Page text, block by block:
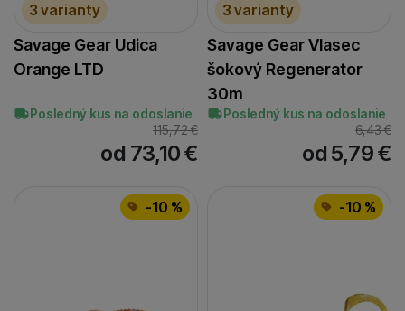
3 varianty
Savage Gear Udica
Orange LTD
Posledný kus na odoslanie
115,72€
od 73,10€
3 varianty
Savage Gear Vlasec
šokový Regenerator
30m
Posledný kus na odoslanie
6,43€
od 5,79€
-10 % -10 %